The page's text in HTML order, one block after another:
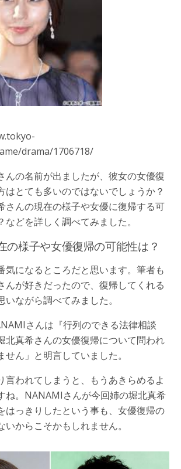
drama/1706718/
んの名前が出ましたが、彼女の女優復
はとても多いのではないでしょうか？
さんの現在の様子や女優に復帰する可
どを詳しく調べてみました。
の様子や女優復帰の可能性は？
気になるところだと思います。筆者も
んが好きだったので、復帰してくれる
いながら調べてみました。
さんは『行列のできる法律相談
北真希さんの女優復帰について問われ
ん」と明言していました。
言われてしまうと、もうあきらめるよ
ね。NANAMIさんが今回姉の堀北真希
はっきりしたという事も、女優復帰の
からこそかもしれません。